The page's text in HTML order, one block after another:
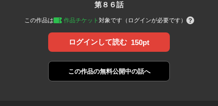
第８６話
この作品は 作品チケット 対象です（ログインが必要です）
ログインして読む 150pt
この作品の無料公開中の話へ